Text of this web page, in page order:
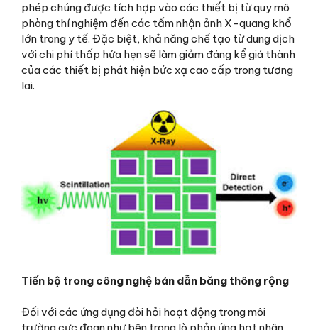
phép chúng được tích hợp vào các thiết bị từ quy mô
phòng thí nghiệm đến các tấm nhận ảnh X-quang khổ
lớn trong y tế. Đặc biệt, khả năng chế tạo từ dung dịch
với chi phí thấp hứa hẹn sẽ làm giảm đáng kể giá thành
của các thiết bị phát hiện bức xạ cao cấp trong tương
lai.
Tiến bộ trong công nghệ bán dẫn băng thông rộng
Đối với các ứng dụng đòi hỏi hoạt động trong môi